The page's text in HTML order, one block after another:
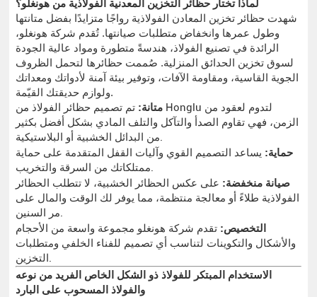
لماذا تختار حظائر التخزين المعدنية الفولاذية من هونغلو؟
شهدت حظائر تخزين المعادن الفولاذية رواجًا متزايدًا بفضل متانتها
وطول عمرها وانخفاض متطلبات صيانتها. تُقدم شركة هونغلو،
الرائدة في تصنيع الفولاذ، هندسةً متطورة ومواد عالية الجودة
لسوق تخزين الحدائق المنزلية. صُممت حظائرها لتحمل الظروف
الجوية القاسية، ومقاومة الآفات، وتوفير بيئة آمنة لأدواتك ومعداتك
ولوازم حديقتك القيّمة.
متانة: تم تصميم حظائر الفولاذ من Honglu لتدوم لعقود من
الزمن، فهي تقاوم الصدأ والتآكل والتلف المادي بشكل أفضل بكثير
حماية: يساعد التصميم القوي وآليات القفل المتقدمة على حماية
صيانة منخفضة: على عكس الحظائر الخشبية، لا تتطلب الحظائر
الفولاذية طلاءً أو معالجة منتظمة، مما يوفر لك الوقت والمال على
التخصيص: تقدم شركة هونغلو مجموعة واسعة من الأحجام
والأشكال والتكوينات لتناسب أي تصميم للفناء الخلفي ومتطلبات
الاستخدام المبتكر للفولاذ ذو الشكل الخاص الفريد من نوعه
والفولاذ المسحوب على البارد